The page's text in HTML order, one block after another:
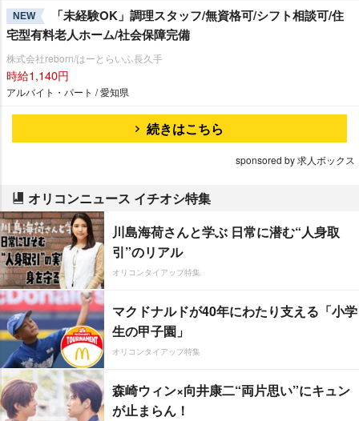
NEW
「未経験OK」調理スタッフ/無資格可/シフト相談可/住
宅型有料老人ホーム/社会保障完備
株式会社reborn/はーとらいふ長久手
時給1,140円
アルバイト・パート / 愛知県
続きはこちら
sponsored by 求人ボックス
オリコンニュース イチオシ特集
川島海荷さんと学ぶ 日常に潜む“人身取
引”のリアル
オリコンタイアップ特集
マクドナルドが40年にわたり支える「小学
生の甲子園」
オリコンタイアップ特集
森崎ウィン×向井康二“両片思い”にキュン
が止まらん！